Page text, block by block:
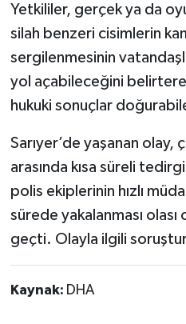
Yetkililer, gerçek ya da
silah benzeri cisimlerin
sergilenmesinin
yol açabileceğini
hukuki sonuçlar
Sarıyer’de yaşanan
arasında kısa süreli
polis ekiplerinin hızlı
sürede yakalanması olası
geçti. Olayla ilgili
Kaynak: DHA